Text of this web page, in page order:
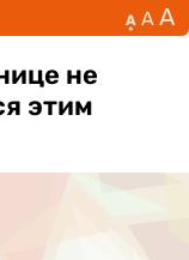
А А А
не
этим